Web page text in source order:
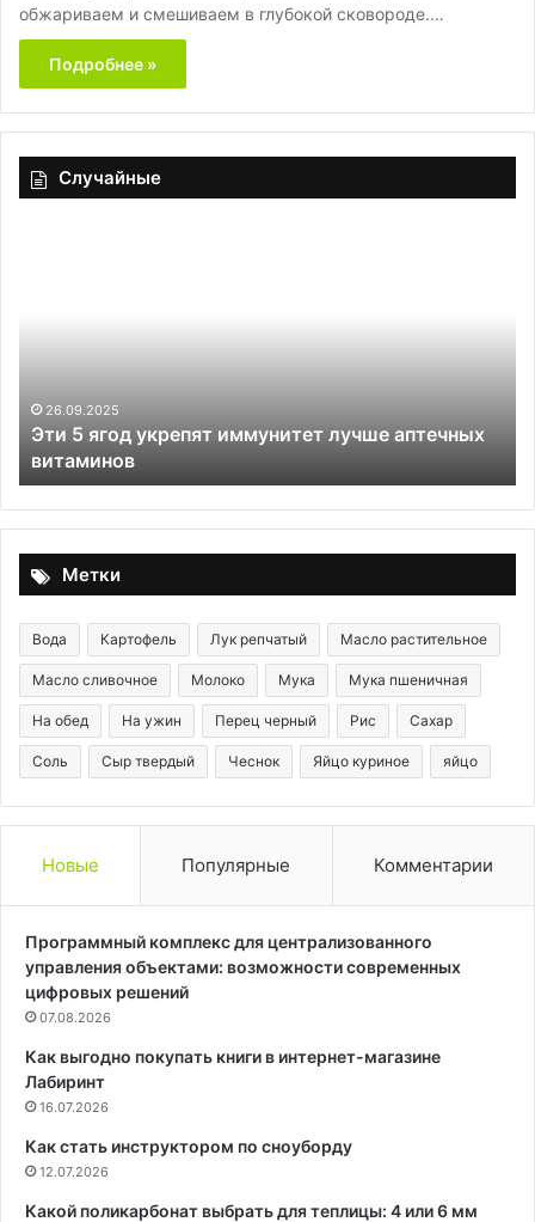
обжариваем и смешиваем в глубокой сковороде.…
Подробнее »
Случайные
витаминов
26.09.2025
Эти 5 ягод укрепят иммунитет лучше аптечных
витаминов
—
с
Метки
Вода Картофель Лук репчатый Масло растительное
Масло сливочное Молоко Мука Мука пшеничная
На обед На ужин Перец черный Рис Сахар
Соль Сыр твердый Чеснок Яйцо куриное яйцо
Новые Популярные Комментарии
Программный комплекс для централизованного
управления объектами: возможности современных
цифровых решений
07.08.2026
Как выгодно покупать книги в интернет-магазине
Лабиринт
16.07.2026
Как стать инструктором по сноуборду
12.07.2026
Какой поликарбонат выбрать для теплицы: 4 или 6 мм